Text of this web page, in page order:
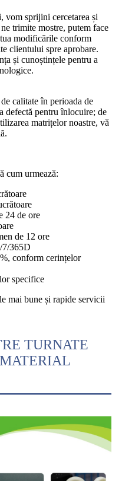
vom sprijini cercetarea și
trimite mostre, putem face
modificările conform
clientului spre aprobare.
și cunoștințele pentru a
calitate în perioada de
defectă pentru înlocuire; de
matrițelor noastre, vă
cum urmează:
24 de ore
de 12 ore
7/365D
conform cerințelor
specifice
mai bune și rapide servicii
TURNATE